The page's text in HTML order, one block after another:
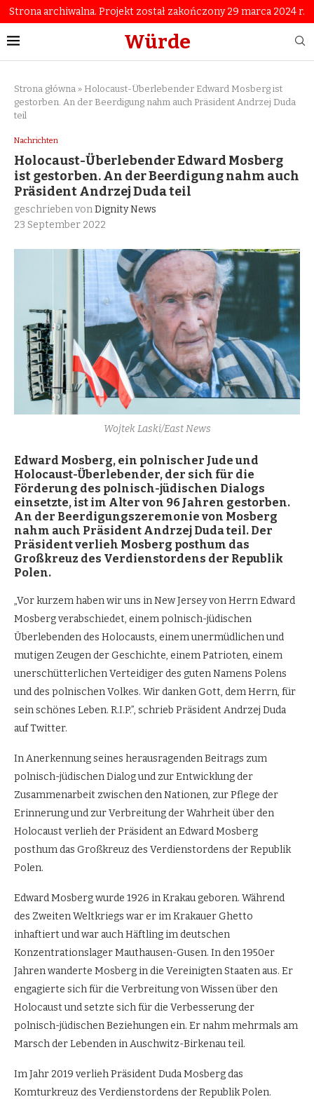
Strona archiwalna. Projekt został zakończony 29 marca 2024 r.
Würde
Strona główna » Holocaust-Überlebender Edward Mosberg ist
gestorben. An der Beerdigung nahm auch Präsident Andrzej Duda
teil
Nachrichten
Holocaust-Überlebender Edward Mosberg
ist gestorben. An der Beerdigung nahm auch
Präsident Andrzej Duda teil
geschrieben vonDignity News
23 September 2022
Wojtek Laski/East News
Edward Mosberg, ein polnischer Jude und
Holocaust-Überlebender, der sich für die
Förderung des polnisch-jüdischen Dialogs
einsetzte, ist im Alter von 96 Jahren gestorben.
An der Beerdigungszeremonie von Mosberg
nahm auch Präsident Andrzej Duda teil. Der
Präsident verlieh Mosberg posthum das
Großkreuz des Verdienstordens der Republik
Polen.
„Vor kurzem haben wir uns in New Jersey von Herrn Edward
Mosberg verabschiedet, einem polnisch-jüdischen
Überlebenden des Holocausts, einem unermüdlichen und
mutigen Zeugen der Geschichte, einem Patrioten, einem
unerschütterlichen Verteidiger des guten Namens Polens
und des polnischen Volkes. Wir danken Gott, dem Herrn, für
sein schönes Leben. R.I.P.”, schrieb Präsident Andrzej Duda
auf Twitter.
In Anerkennung seines herausragenden Beitrags zum
polnisch-jüdischen Dialog und zur Entwicklung der
Zusammenarbeit zwischen den Nationen, zur Pflege der
Erinnerung und zur Verbreitung der Wahrheit über den
Holocaust verlieh der Präsident an Edward Mosberg
posthum das Großkreuz des Verdienstordens der Republik
Polen.
Edward Mosberg wurde 1926 in Krakau geboren. Während
des Zweiten Weltkriegs war er im Krakauer Ghetto
inhaftiert und war auch Häftling im deutschen
Konzentrationslager Mauthausen-Gusen. In den 1950er
Jahren wanderte Mosberg in die Vereinigten Staaten aus. Er
engagierte sich für die Verbreitung von Wissen über den
Holocaust und setzte sich für die Verbesserung der
polnisch-jüdischen Beziehungen ein. Er nahm mehrmals am
Marsch der Lebenden in Auschwitz-Birkenau teil.
Im Jahr 2019 verlieh Präsident Duda Mosberg das
Komturkreuz des Verdienstordens der Republik Polen.